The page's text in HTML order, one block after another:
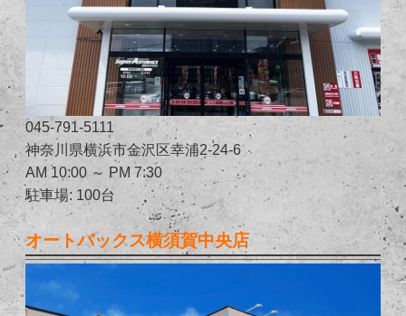
045-791-5111
神奈川県横浜市金沢区幸浦2-24-6
AM 10:00 ～ PM 7:30
駐車場: 100台
オートバックス横須賀中央店